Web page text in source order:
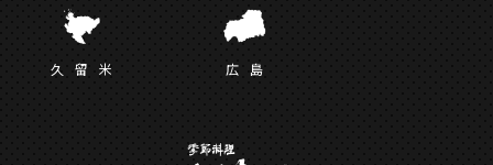
久留 米 広 島